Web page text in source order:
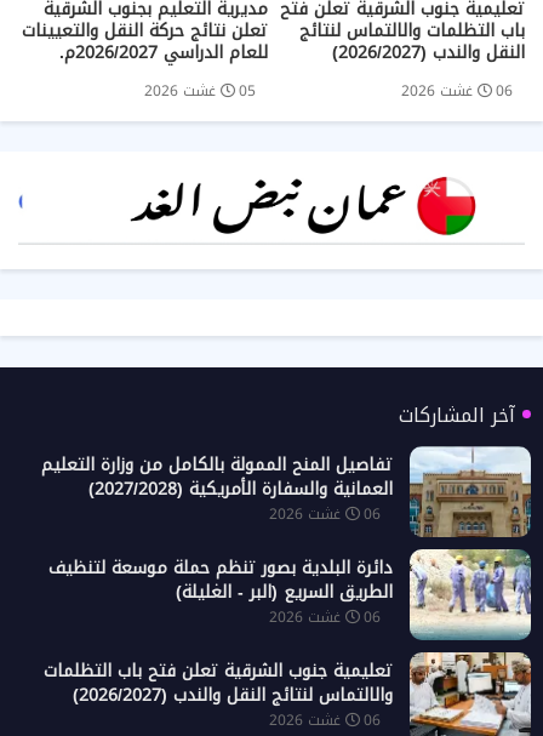
تعليمية جنوب الشرقية تعلن فتح
باب التظلمات والالتماس لنتائج
النقل والندب (2026/2027)
06 غشت 2026
مديرية التعليم بجنوب الشرقية
تعلن نتائج حركة النقل والتعيينات
للعام الدراسي 2026/2027م.
05 غشت 2026
آخر المشاركات
تفاصيل المنح الممولة بالكامل من وزارة التعليم
العمانية والسفارة الأمريكية (2027/2028)
06 غشت 2026
دائرة البلدية بصور تنظم حملة موسعة لتنظيف
الطريق السريع (البر - الغليلة)
06 غشت 2026
تعليمية جنوب الشرقية تعلن فتح باب التظلمات
والالتماس لنتائج النقل والندب (2026/2027)
06 غشت 2026